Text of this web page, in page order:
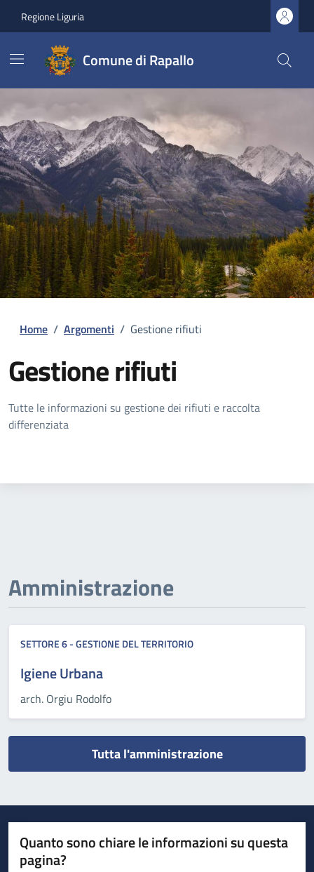
Regione Liguria
Comune di Rapallo
Home / Argomenti / Gestione rifiuti
Gestione rifiuti
Dettagli della notizia
Tutte le informazioni su gestione dei rifiuti e raccolta
differenziata
Amministrazione
SETTORE 6 - GESTIONE DEL TERRITORIO
Igiene Urbana
arch. Orgiu Rodolfo
Tutta l'amministrazione
Quanto sono chiare le informazioni su questa
pagina?